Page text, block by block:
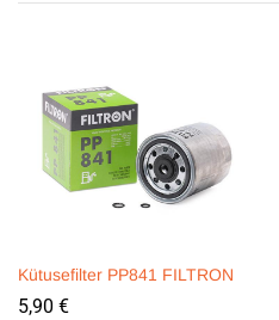
Kütusefilter PP841 FILTRON
5,90 €